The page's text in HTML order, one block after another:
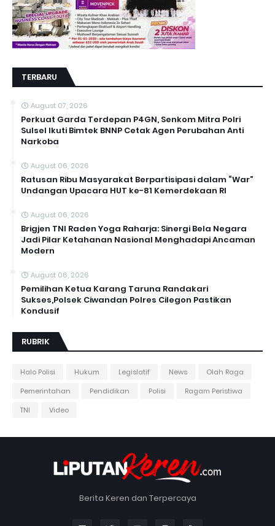
TERBARU
August 07, 2026
Perkuat Garda Terdepan P4GN, Senkom Mitra Polri
Sulsel Ikuti Bimtek BNNP Cetak Agen Perubahan Anti
Narkoba
August 06, 2026
Ratusan Ribu Masyarakat Berpartisipasi dalam “War”
Undangan Upacara HUT ke-81 Kemerdekaan RI
August 06, 2026
Brigjen TNI Raden Yoga Raharja: Sinergi Bela Negara
Jadi Pilar Ketahanan Nasional Menghadapi Ancaman
Modern
August 06, 2026
Pemilihan Ketua Karang Taruna Randakari
Sukses,Polsek Ciwandan Polres Cilegon Pastikan
Kondusif
RUBRIK
Halo Polisi Hukum Legislatif News
Olah Raga
Pemerintahan
Pendidikan Polisi
Ragam Peristiwa
TNI
Video
Berita Keren dan Terpercaya